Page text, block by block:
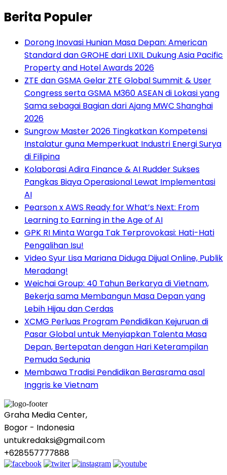
Berita Populer
Dorong Inovasi Hunian Masa Depan: American
Standard dan GROHE dari LIXIL Dukung Asia Pacific
Property and Hotel Awards 2026
ZTE dan GSMA Gelar ZTE Global Summit & User
Congress serta GSMA M360 ASEAN di Lokasi yang
Sama sebagai Bagian dari Ajang MWC Shanghai
2026
Sungrow Master 2026 Tingkatkan Kompetensi
Instalatur guna Memperkuat Industri Energi Surya
di Filipina
Kolaborasi Adira Finance & AI Rudder Sukses
Pangkas Biaya Operasional Lewat Implementasi
AI
Pearson x AWS Ready for What’s Next: From
Learning to Earning in the Age of AI
GPK RI Minta Warga Tak Terprovokasi: Hati-Hati
Pengalihan Isu!
Video Syur Lisa Mariana Diduga Dijual Online, Publik
Meradang!
Weichai Group: 40 Tahun Berkarya di Vietnam,
Bekerja sama Membangun Masa Depan yang
Lebih Hijau dan Cerdas
XCMG Perluas Program Pendidikan Kejuruan di
Pasar Global untuk Menyiapkan Talenta Masa
Depan, Bertepatan dengan Hari Keterampilan
Pemuda Sedunia
Membawa Tradisi Pendidikan Berasrama asal
Inggris ke Vietnam
Graha Media Center,
Bogor - Indonesia
untukredaksi@gmail.com
+628557777888